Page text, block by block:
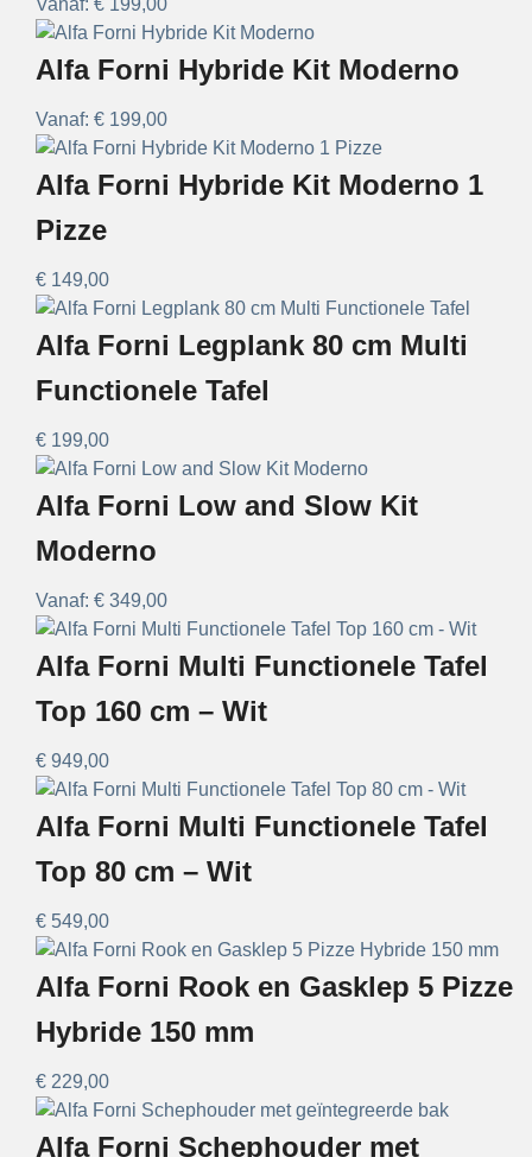
Vanaf: € 199,00
Alfa Forni Hybride Kit Moderno
Vanaf: € 199,00
Alfa Forni Hybride Kit Moderno 1
Pizze
€ 149,00
Alfa Forni Legplank 80 cm Multi
Functionele Tafel
€ 199,00
Alfa Forni Low and Slow Kit
Moderno
Vanaf: € 349,00
Alfa Forni Multi Functionele Tafel
Top 160 cm – Wit
€ 949,00
Alfa Forni Multi Functionele Tafel
Top 80 cm – Wit
€ 549,00
Alfa Forni Rook en Gasklep 5 Pizze
Hybride 150 mm
€ 229,00
Alfa Forni Schephouder met